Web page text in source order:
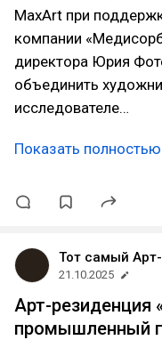
MaxArt при
компании
директора Юрия
объединить
исследователе…
Показать полностью
Тот самый
21.10.2025
Арт-резиденция
промышленный